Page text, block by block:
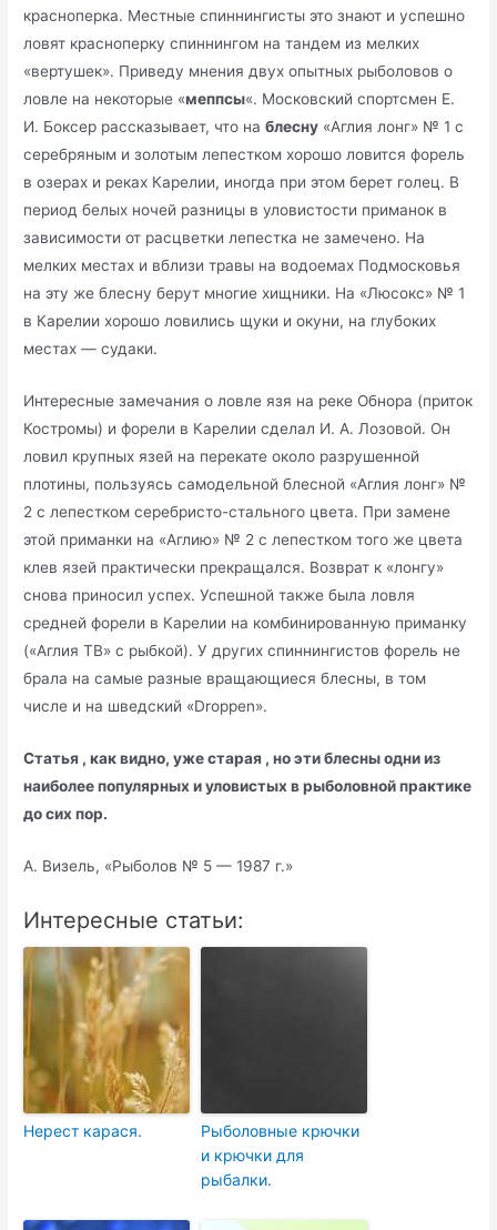
красноперка. Местные спиннингисты это знают и успешно
ловят красноперку спиннингом на тандем из мелких
«вертушек». Приведу мнения двух опытных рыболовов о
ловле на некоторые «меппсы«. Московский спортсмен Е.
И. Боксер рассказывает, что наблесну «Аглия лонг» № 1 с
серебряным и золотым лепестком хорошо ловится форель
в озерах и реках Карелии, иногда при этом берет голец. В
период белых ночей разницы в уловистости приманок в
зависимости от расцветки лепестка не замечено. На
мелких местах и вблизи травы на водоемах Подмосковья
на эту же блесну берут многие хищники. На «Люсокс» № 1
в Карелии хорошо ловились щуки и окуни, на глубоких
местах — судаки.
Интересные замечания о ловле язя на реке Обнора (приток
Костромы) и форели в Карелии сделал И. А. Лозовой. Он
ловил крупных язей на перекате около разрушенной
плотины, пользуясь самодельной блесной «Аглия лонг» №
2 с лепестком серебристо-стального цвета. При замене
этой приманки на «Аглию» № 2 с лепестком того же цвета
клев язей практически прекращался. Возврат к «лонгу»
снова приносил успех. Успешной также была ловля
средней форели в Карелии на комбинированную приманку
(«Аглия ТВ» с рыбкой). У других спиннингистов форель не
брала на самые разные вращающиеся блесны, в том
числе и на шведский «Droppen».
Статья , как видно, уже старая , но эти блесны одни из
наиболее популярных и уловистых в рыболовной практике
до сих пор.
А. Визель, «Рыболов № 5 — 1987 г.»
Интересные статьи:
Нерест карася.
Рыболовные крючки
и крючки для
рыбалки.